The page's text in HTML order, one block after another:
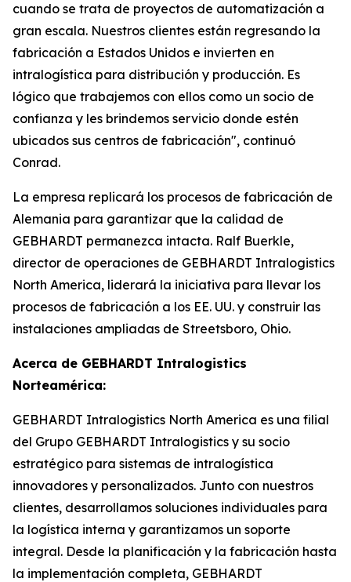
cuando se trata de proyectos de automatización a
gran escala. Nuestros clientes están regresando la
fabricación a Estados Unidos e invierten en
intralogística para distribución y producción. Es
lógico que trabajemos con ellos como un socio de
confianza y les brindemos servicio donde estén
ubicados sus centros de fabricación", continuó
Conrad.
La empresa replicará los procesos de fabricación de
Alemania para garantizar que la calidad de
GEBHARDT permanezca intacta. Ralf Buerkle,
director de operaciones de GEBHARDT Intralogistics
North America, liderará la iniciativa para llevar los
procesos de fabricación a los EE. UU. y construir las
instalaciones ampliadas de Streetsboro, Ohio.
Acerca de GEBHARDT Intralogistics
Norteamérica:
GEBHARDT Intralogistics North America es una filial
del Grupo GEBHARDT Intralogistics y su socio
estratégico para sistemas de intralogística
innovadores y personalizados. Junto con nuestros
clientes, desarrollamos soluciones individuales para
la logística interna y garantizamos un soporte
integral. Desde la planificación y la fabricación hasta
la implementación completa, GEBHARDT